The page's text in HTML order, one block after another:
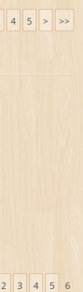
4 5 > >>
2 3 4 5 6